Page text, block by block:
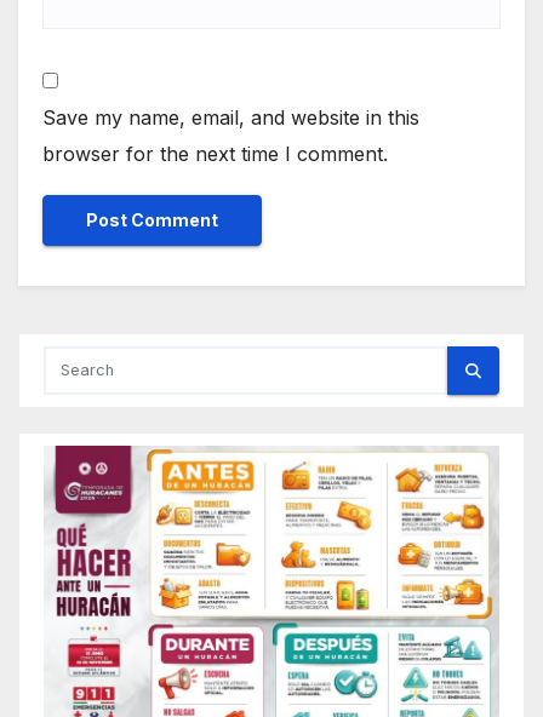
Save my name, email, and website in this
browser for the next time I comment.